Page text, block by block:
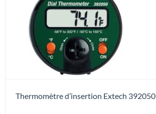
Thermomètre d’insertion Extech 392050